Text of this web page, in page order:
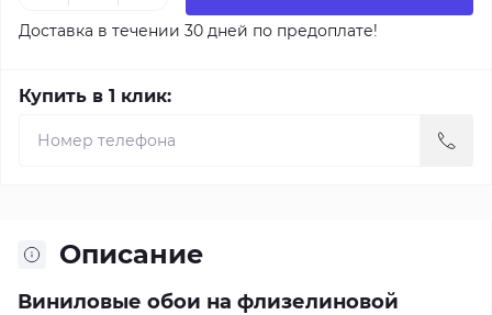
Доставка в течении 30 дней по предоплате!
Купить в 1 клик:
Описание
Виниловые обои на флизелиновой